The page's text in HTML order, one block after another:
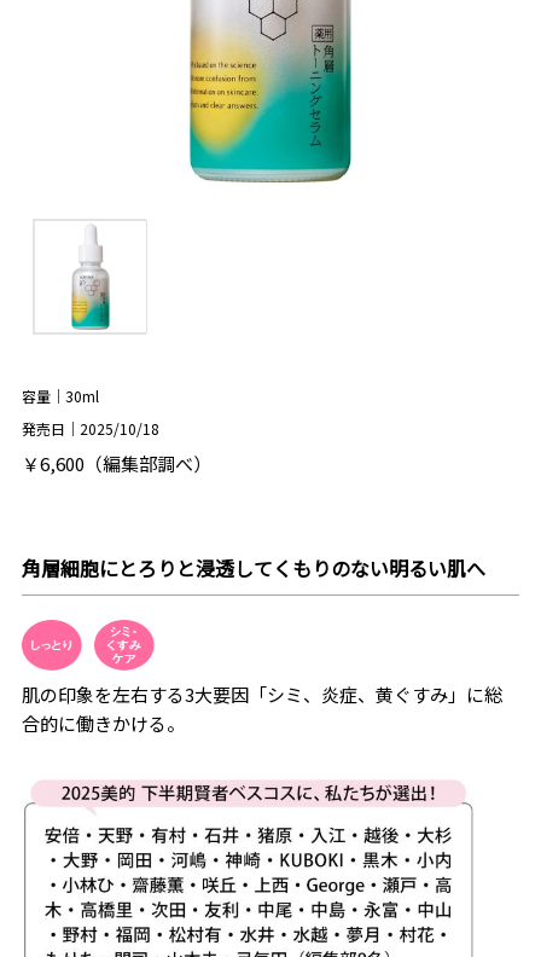
容量｜30ml
発売日｜2025/10/18
￥6,600（編集部調べ）
角層細胞にとろりと浸透してくもりのない明るい肌へ
肌の印象を左右する3大要因「シミ、炎症、黄ぐすみ」に総
合的に働きかける。